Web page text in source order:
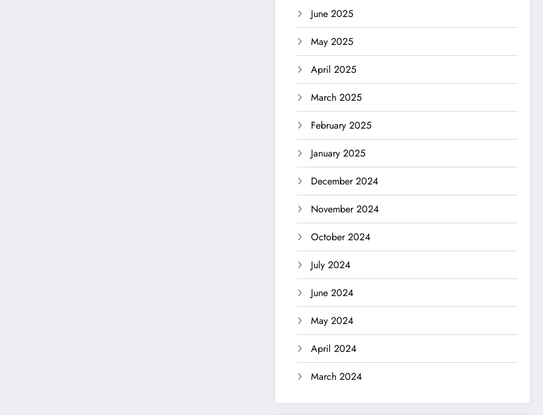
June 2025
May 2025
April 2025
March 2025
February 2025
January 2025
December 2024
November 2024
October 2024
July 2024
June 2024
May 2024
April 2024
March 2024